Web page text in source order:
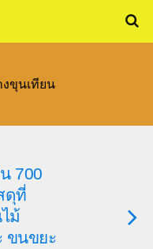
ขุนเทียน
700
ดุที่
ม้
ขนขยะ